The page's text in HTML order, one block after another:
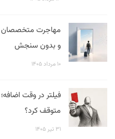
مهاجرت متخصصان
و بدون سنجش
۱۰ مرداد ۱۴۰۵
متوقف کرد؟
۳۱ تیر ۱۴۰۵